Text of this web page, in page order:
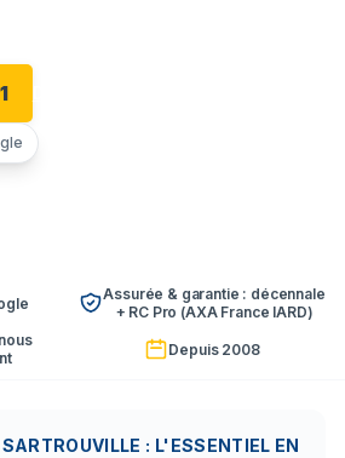
Assurée & garantie : décennale
+ RC Pro (AXA France IARD)
Depuis 2008
: L'ESSENTIEL EN